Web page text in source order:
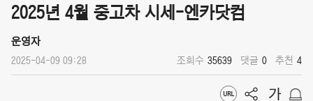
2025년 4월 중고차 시세-엔카닷컴
운영자
2025-04-09 09:28 조회수 35639 댓글 0 추천 4